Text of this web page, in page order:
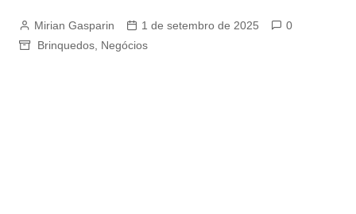
Mirian Gasparin 1 de setembro de 2025
0
Brinquedos, Negócios